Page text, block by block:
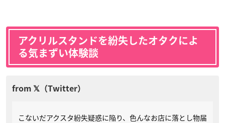
アクリルスタンドを紛失したオタクによ
る気まずい体験談
こないだアクスタ紛失疑惑に陥り、色んなお店に落とし物届